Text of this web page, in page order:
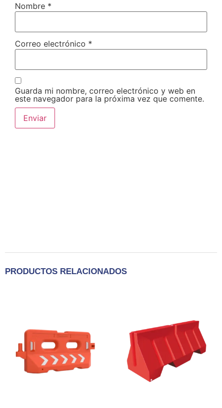
Nombre *
Correo electrónico *
Guarda mi nombre, correo electrónico y web en
este navegador para la próxima vez que comente.
PRODUCTOS RELACIONADOS